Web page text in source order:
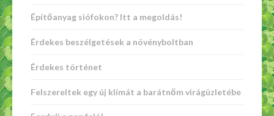
Építőanyag siófokon? Itt a megoldás!
Érdekes beszélgetések a növényboltban
Érdekes történet
Felszereltek egy új klímát a barátnőm virágüzletébe